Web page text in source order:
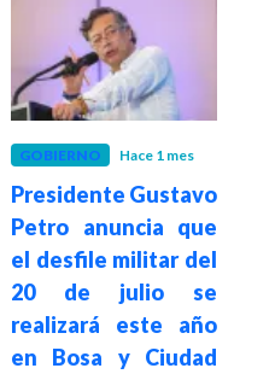
GOBIERNO Hace 1 mes
Presidente Gustavo
Petro anuncia que
el desfile militar del
20 de julio se
realizará este año
en Bosa y Ciudad